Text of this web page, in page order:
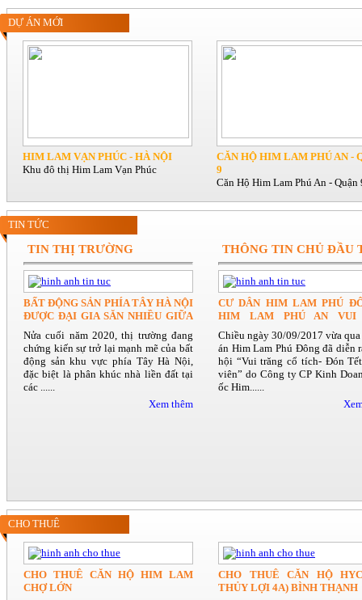
DỰ ÁN MỚI
HIM LAM VẠN PHÚC - HÀ NỘI
Khu đô thị Him Lam Vạn Phúc
CĂN HỘ HIM LAM PHÚ AN -
9
Căn Hộ Him Lam Phú An - Quận
TIN TỨC
TIN THỊ TRƯỜNG
BẤT ĐỘNG SẢN PHÍA TÂY HÀ NỘI
ĐƯỢC ĐẠI GIA SĂN NHIỀU GIỮA
ĐẠI DỊCH?
Nửa cuối năm 2020, thị trường đang
chứng kiến sự trở lại mạnh mẽ của bất
động sản khu vực phía Tây Hà Nội,
đặc biệt là phân khúc nhà liền đất tại
các ......
Xem thêm
THÔNG TIN CHỦ ĐẦU
CƯ DÂN HIM LAM PHÚ
HIM LAM PHÚ AN VUI
TRUNG THU 2017
Chiều ngày 30/09/2017 vừa
án Him Lam Phú Đông đã diễn
hội “Vui trăng cổ tích- Đón
viên” do Công ty CP Kinh
ốc Him......
CHO THUÊ
CHO THUÊ CĂN HỘ HIM LAM
CHỢ LỚN
CHO THUÊ CĂN HỘ
THỦY LỢI 4A) BÌNH THẠNH